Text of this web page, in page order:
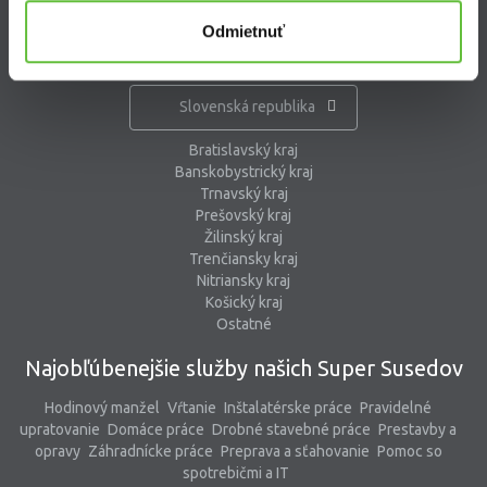
Odmietnuť
Kde pracujú Super Susedia
Slovenská republika
Bratislavský kraj
Banskobystrický kraj
Trnavský kraj
Prešovský kraj
Žilinský kraj
Trenčiansky kraj
Nitriansky kraj
Košický kraj
Ostatné
Najobľúbenejšie služby našich Super Susedov
Hodinový manžel Vŕtanie Inštalatérske práce Pravidelné
upratovanie Domáce práce Drobné stavebné práce Prestavby a
opravy Záhradnícke práce Preprava a sťahovanie Pomoc so
spotrebičmi a IT